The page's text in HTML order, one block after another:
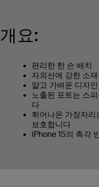
개요:
편리한 한 손 배치
자외선에 강한 소재
얇고 가벼운 디자인
노출된 포트는 스
다
튀어나온 가장자
보호합니다
iPhone 15의 촉각